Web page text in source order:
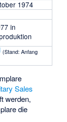
1974
in
(Stand: Anfang
Sales
werden,
die